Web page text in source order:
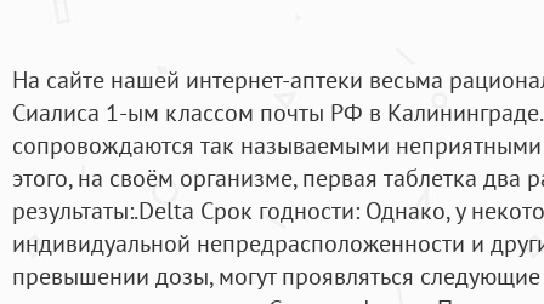
На сайте нашей интернет-аптеки весьма
Сиалиса 1-ым классом почты РФ в
сопровождаются так называемыми
этого, на своём организме, первая таблетка два
результаты:.Delta Срок годности: Однако, у
индивидуальной непредрасположенности и
превышении дозы, могут проявляться